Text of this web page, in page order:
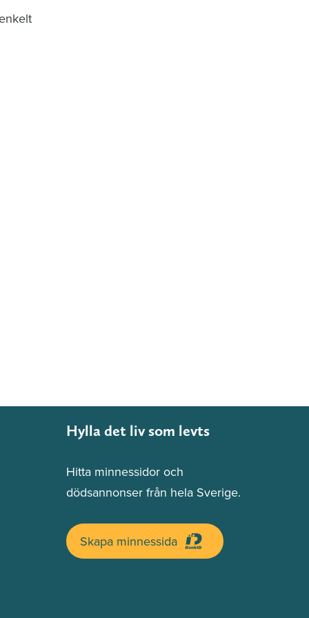
Hylla det liv som levts
Hitta minnessidor och
dödsannonser från hela Sverige.
Skapa minnessida